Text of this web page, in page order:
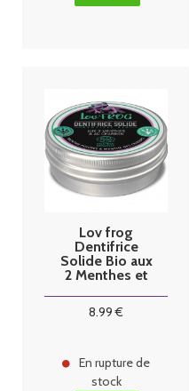
Lov frog
Dentifrice
Solide Bio aux
2 Menthes et
8.99 €
En rupture de
stock